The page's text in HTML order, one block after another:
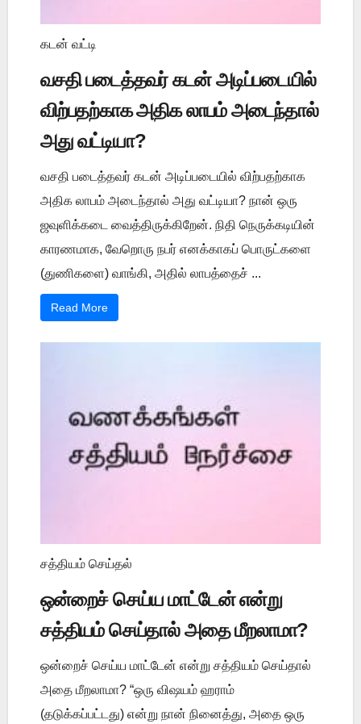
கடன் வட்டி
வசதி படைத்தவர் கடன் அடிப்படையில்
விற்பதற்காக அதிக லாபம் அடைந்தால்
அது வட்டியா?
வசதி படைத்தவர் கடன் அடிப்படையில் விற்பதற்காக
அதிக லாபம் அடைந்தால் அது வட்டியா? நான் ஒரு
ஜவுளிக்கடை வைத்திருக்கிறேன். நிதி நெருக்கடியின்
காரணமாக, வேறொரு நபர் எனக்காகப் பொருட்களை
(துணிகளை) வாங்கி, அதில் லாபத்தைச் ...
Read More
சத்தியம் செய்தல்
ஒன்றைச் செய்ய மாட்டேன் என்று
சத்தியம் செய்தால் அதை மீறலாமா?
ஒன்றைச் செய்ய மாட்டேன் என்று சத்தியம் செய்தால்
அதை மீறலாமா? “ஒரு விஷயம் ஹராம்
(தடுக்கப்பட்டது) என்று நான் நினைத்து, அதை ஒரு